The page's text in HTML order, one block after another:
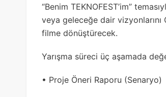
“Benim TEKNOFEST’im”
veya geleceğe dair
filme dönüştürecek.
Yarışma süreci üç aşamada
• Proje Öneri Raporu (Senaryo)